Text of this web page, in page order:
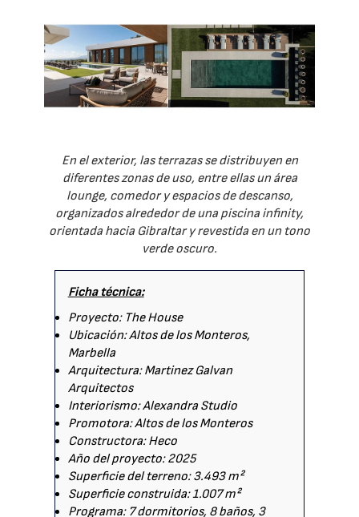
En el exterior, las terrazas se distribuyen en
diferentes zonas de uso, entre ellas un área
lounge, comedor y espacios de descanso,
organizados alrededor de una piscina infinity,
orientada hacia Gibraltar y revestida en un tono
verde oscuro.
Ficha técnica:
Proyecto: The House
Ubicación: Altos de los Monteros,
Marbella
Arquitectura: Martinez Galvan
Arquitectos
Interiorismo: Alexandra Studio
Promotora: Altos de los Monteros
Constructora: Heco
Año del proyecto: 2025
Superficie del terreno: 3.493 m²
Superficie construida: 1.007 m²
Programa: 7 dormitorios, 8 baños, 3